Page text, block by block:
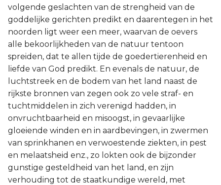
volgende geslachten van de strengheid van de
goddelijke gerichten predikt en daarentegen in het
noorden ligt weer een meer, waarvan de oevers
alle bekoorlijkheden van de natuur tentoon
spreiden, dat te allen tijde de goedertierenheid en
liefde van God predikt. En evenals de natuur, de
luchtstreek en de bodem van het land naast de
rijkste bronnen van zegen ook zo vele straf- en
tuchtmiddelen in zich verenigd hadden, in
onvruchtbaarheid en misoogst, in gevaarlijke
gloeiende winden en in aardbevingen, in zwermen
van sprinkhanen en verwoestende ziekten, in pest
en melaatsheid enz., zo lokten ook de bijzonder
gunstige gesteldheid van het land, en zijn
verhouding tot de staatkundige wereld, met